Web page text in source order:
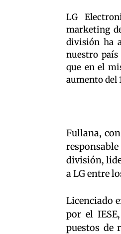
LG
marketing
división ha
nuestro
que en el
aumento del
Fullana,
división,
a LG entre
Licenciado
por el
puestos de